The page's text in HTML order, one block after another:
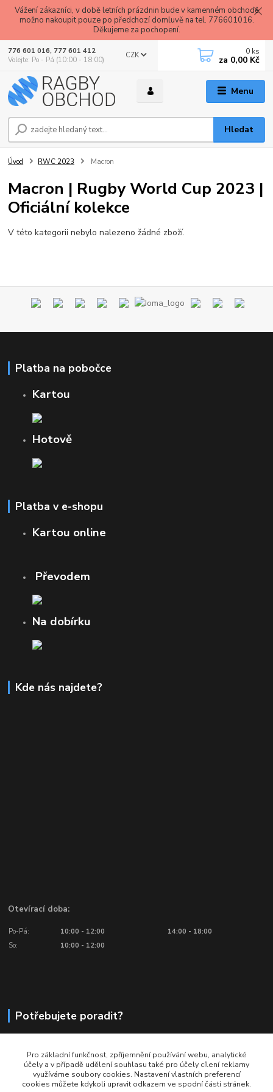
Vážení zákazníci, v době letních prázdnin bude v kamenném obchodě
možno nakoupit pouze po předchozí domluvě na tel. 776601016.
Děkujeme za pochopení.
Menu
CZK
Hledat
776 601 016, 777 601 412
Volejte: Po - Pá (10:00 - 18:00)
0 ks
za 0,00 Kč
Úvod RWC 2023 Macron
Macron | Rugby World Cup 2023 |
Oficiální kolekce
V této kategorii nebylo nalezeno žádné zboží.
Platba na pobočce
Kartou
Hotově
Platba v e-shopu
Kartou online
Převodem
Na dobírku
Kde nás najdete?
Otevírací doba:
Po-Pá: 10:00 - 12:00
14:00 - 18:00
So:
10:00 - 12:00
Potřebujete poradit?
Volejte: Po - Pá (10:00 - 18:00)
info@ragbyobchod.cz
Pro základní funkčnost, zpříjemnění používání webu, analytické
účely a v případě udělení souhlasu také pro účely cílení reklamy
využíváme soubory cookies. Nastavení vlastních preferencí
cookies můžete kdykoli upravit odkazem ve spodní části stránek.